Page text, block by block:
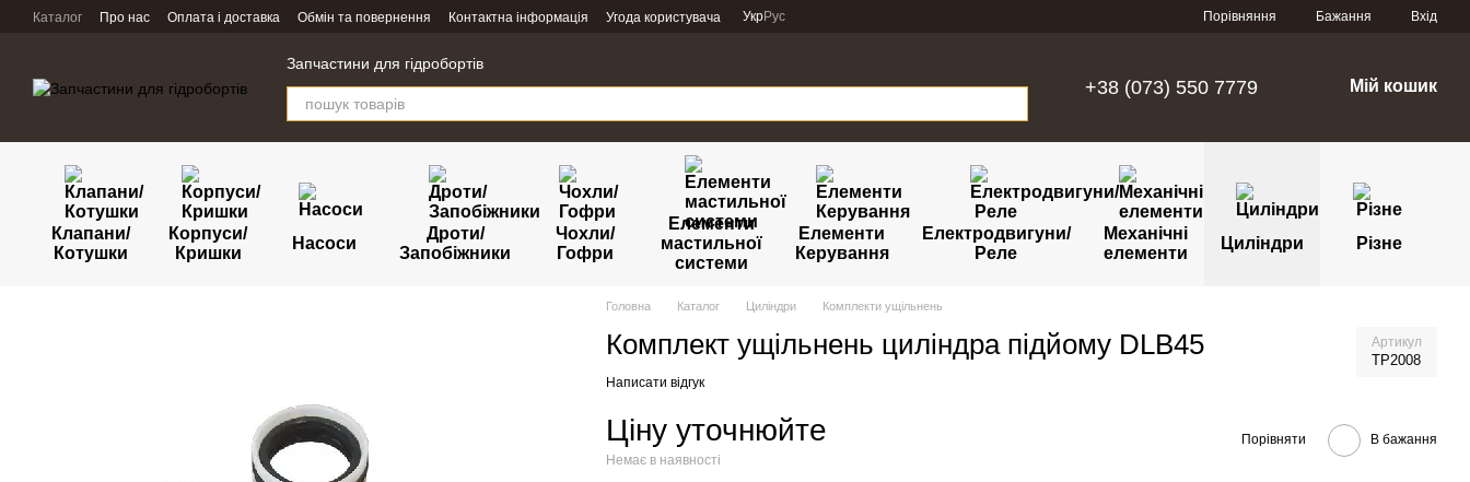
Перейти к основному контенту
Каталог Про нас Оплата і доставка Обмін та повернення Контактна інформація Угода користувача УкрРус Порівняння Бажання Вхід
Запчастини для гідробортів
+38 (073) 550 7779 Мій кошик
Клапани/
Котушки
Корпуси/
Кришки
Насоси
Дроти/
Запобіжники
Чохли/
Гофри
Елементи
мастильної
системи
Елементи
Керування
Електродвигуни/
Реле
Механічні
елементи
Циліндри Різне
Головна Каталог Циліндри Комплекти ущільнень
Комплект ущільнень циліндра підйому DLB45 Артикул
TP2008
Написати відгук
Ціну уточнюйте
Немає в наявності
Порівняти В бажання